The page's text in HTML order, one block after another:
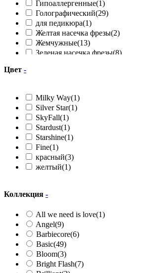
Гипоаллергенные(1)
Голографический(29)
для педикюра(1)
Желтая насечка фрезы(2)
Жемчужные(13)
Зеленая насечка фрезы(8)
Кошачий глаз
Красная насечка фрезы
Матовый(1)
Металлик(16)
Молочная(4)
Молочный
Неоновые(36)
Однофазники
С глиттером
С поталью(44)
С сухоцветами
С хлопьями(5)
С шиммером
Светоотражающие
Термо (4)
Френч(13)
Цвет -
Milky Way(1)
Silver Star(1)
SkyFall(1)
Stardust(1)
Starshine(1)
Fine(1)
красный(3)
желтый(1)
Коллекция -
All we need is love(1)
Angel(9)
Barbiecore(6)
Basic(49)
Bloom(3)
Bright Flash(7)